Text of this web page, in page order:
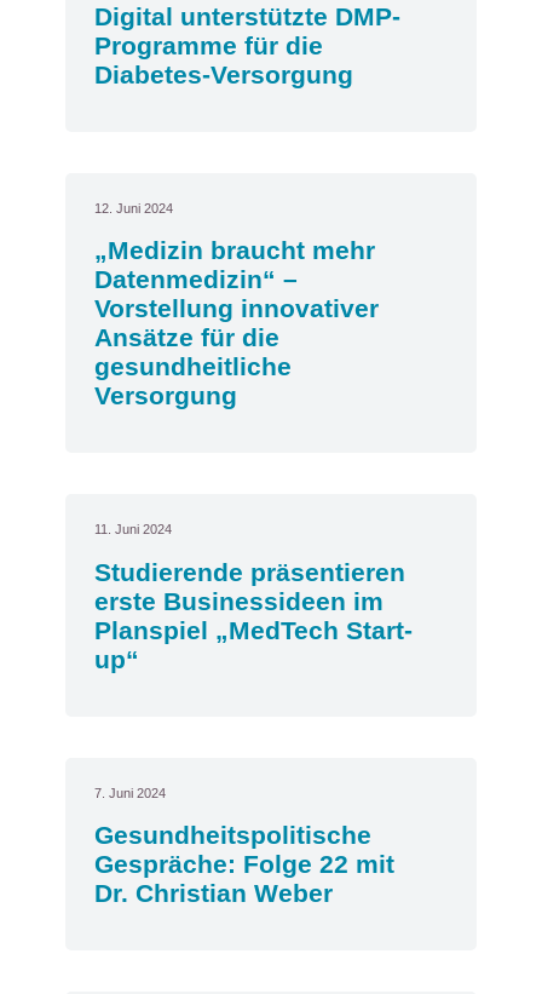
Digital unterstützte DMP-
Programme für die
Diabetes-Versorgung
12. Juni 2024
„Medizin braucht mehr
Datenmedizin“ –
Vorstellung innovativer
Ansätze für die
gesundheitliche
Versorgung
11. Juni 2024
Studierende präsentieren
erste Businessideen im
Planspiel „MedTech Start-
up“
7. Juni 2024
Gesundheitspolitische
Gespräche: Folge 22 mit
Dr. Christian Weber